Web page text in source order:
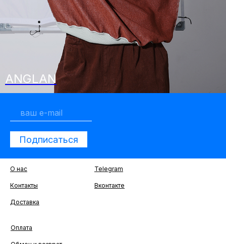
ANGLAN
Подписаться
Контакты
О нас
Доставка
Вконтакте
Telegram
Оплата